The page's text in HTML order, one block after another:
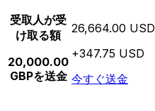
受取人が受
け取る額
20,000.00
GBPを送金
26,664.00 USD
+347.75 USD
今すぐ送金